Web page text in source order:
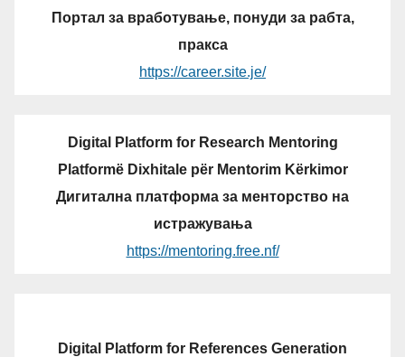
Портал за вработување, понуди за рабта,
пракса
https://career.site.je/
Digital Platform for Research Mentoring
Platformë Dixhitale për Mentorim Kërkimor
Дигитална платформа за менторство на
истражувања
https://mentoring.free.nf/
Digital Platform for References Generation